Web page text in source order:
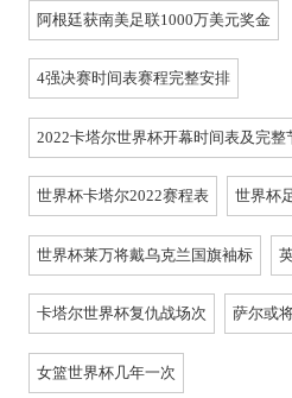
阿根廷获南美足联1000万美元奖金
4强决赛时间表赛程完整安排
2022卡塔尔世界杯开幕时间表及完整
世界杯卡塔尔2022赛程表 世界杯
世界杯莱万将戴乌克兰国旗袖标
卡塔尔世界杯复仇战场次 萨尔或
女篮世界杯几年一次